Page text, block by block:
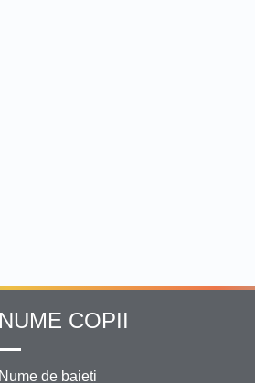
NUME COPII
Nume de baieti